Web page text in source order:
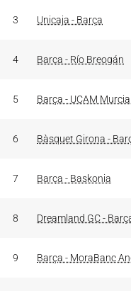
3 Unicaja - Barça
4 Barça - Río Breogán
5 Barça - UCAM Murcia
6 Bàsquet Girona -
7 Barça - Baskonia
8 Dreamland GC -
9 Barça - MoraBanc